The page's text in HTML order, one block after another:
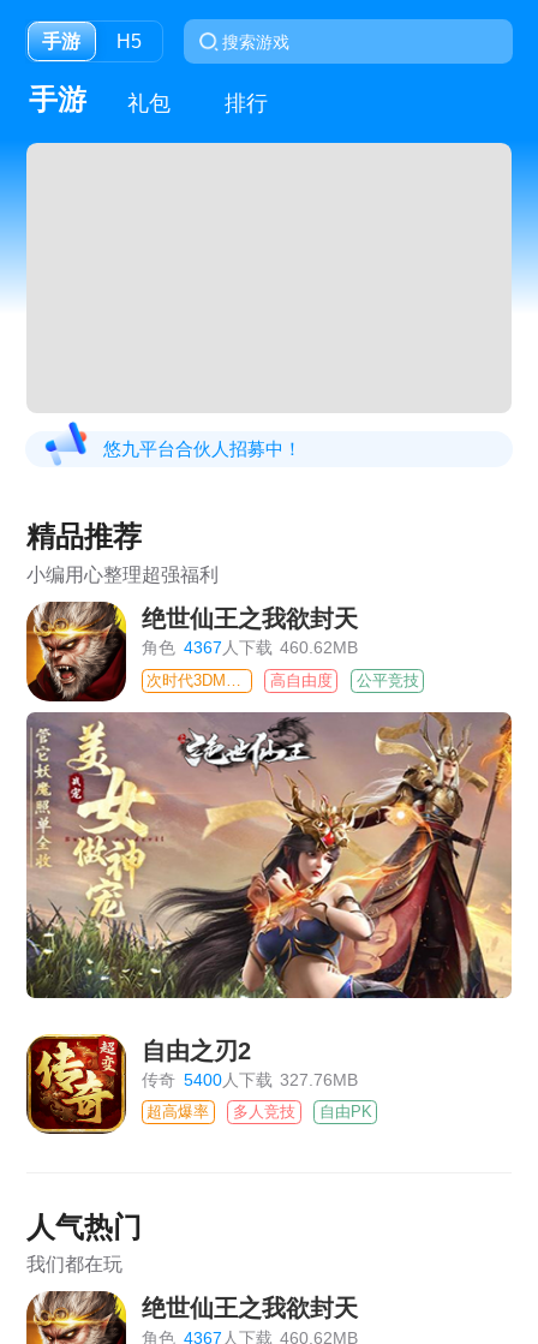
手游 H5
手游 礼包 排行
悠九平台合伙人招募中！
精品推荐
小编用心整理超强福利
绝世仙王之我欲封天
角色 4367人下载 460.62MB
高自由度 公平竞技
自由之刃2
传奇 5400人下载 327.76MB
超高爆率 多人竞技 自由PK
人气热门
我们都在玩
绝世仙王之我欲封天
角色 4367 人下载 460.62MB